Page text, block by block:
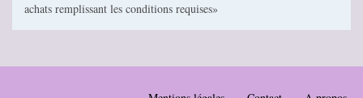
achats remplissant les conditions requises»